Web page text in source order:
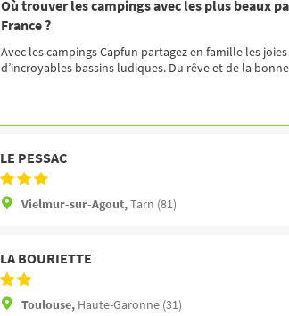
Où trouver les campings avec les plus beaux
France ?
Avec les campings Capfun partagez en famille les
d’incroyables bassins ludiques. Du rêve et de la
LE PESSAC
Vielmur-sur-Agout,Tarn (81)
LA BOURIETTE
Toulouse, Haute-Garonne (31)